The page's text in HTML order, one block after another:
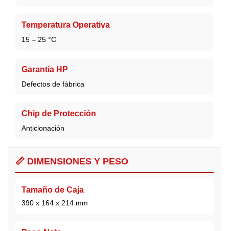
Temperatura Operativa
15 – 25 °C
Garantía HP
Defectos de fábrica
Chip de Protección
Anticlonación
📏 DIMENSIONES Y PESO
Tamaño de Caja
390 x 164 x 214 mm